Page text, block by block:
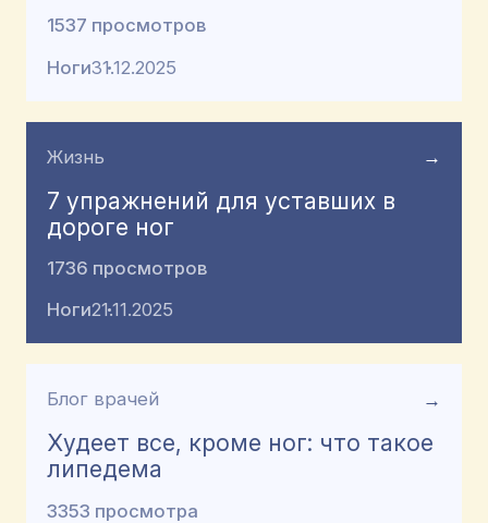
1537 просмотров
Ноги31.12.2025
Жизнь →
7 упражнений для уставших в
дороге ног
1736 просмотров
Ноги21.11.2025
Блог врачей →
Худеет все, кроме ног: что такое
липедема
3353 просмотра